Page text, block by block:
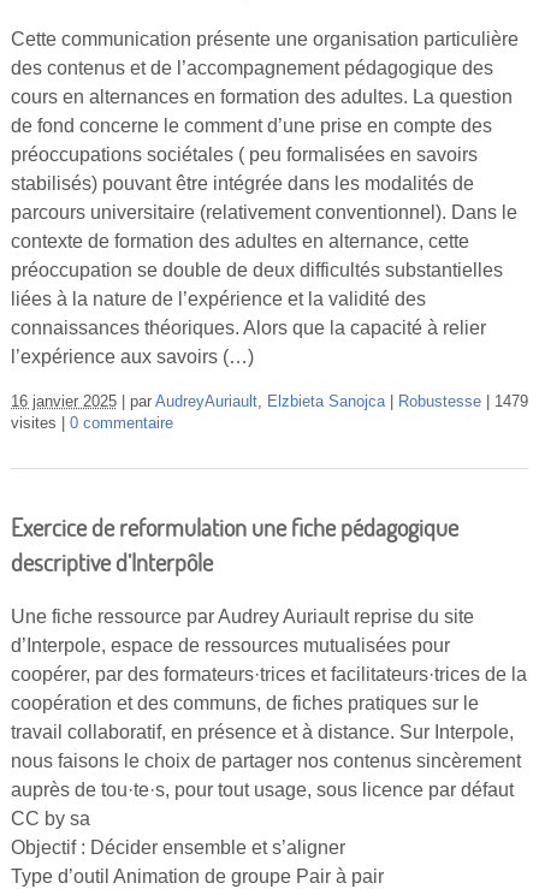
IMT
Colloques
Vidéos
S’inscrire
Se connecter
Cette communication présente une organisation particulière
des contenus et de l’accompagnement pédagogique des
cours en alternances en formation des adultes. La question
de fond concerne le comment d’une prise en compte des
préoccupations sociétales ( peu formalisées en savoirs
stabilisés) pouvant être intégrée dans les modalités de
parcours universitaire (relativement conventionnel). Dans le
contexte de formation des adultes en alternance, cette
préoccupation se double de deux difficultés substantielles
liées à la nature de l’expérience et la validité des
connaissances théoriques. Alors que la capacité à relier
l’expérience aux savoirs (…)
16 janvier 2025 par AudreyAuriault, Elzbieta Sanojca Robustesse
1479
visites
0 commentaire
Exercice de reformulation une fiche pédagogique
descriptive d’Interpôle
Une fiche ressource par Audrey Auriault reprise du site
d’Interpole, espace de ressources mutualisées pour
coopérer, par des formateurs·trices et facilitateurs·trices de la
coopération et des communs, de fiches pratiques sur le
travail collaboratif, en présence et à distance. Sur Interpole,
nous faisons le choix de partager nos contenus sincèrement
auprès de tou·te·s, pour tout usage, sous licence par défaut
CC by sa
Objectif : Décider ensemble et s’aligner
Type d’outil Animation de groupe Pair à pair